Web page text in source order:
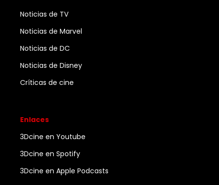
Noticias de TV
Noticias de Marvel
Noticias de DC
Noticias de Disney
Críticas de cine
Enlaces
3Dcine en Youtube
3Dcine en Spotify
3Dcine en Apple Podcasts